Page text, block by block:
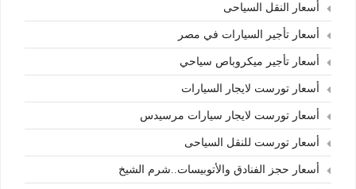
أسعار النقل السياحى
أسعار تأجير السيارات في مصر
أسعار تأجير ميكروباص سياحي
أسعار تورست لايجار السيارات
أسعار تورست لايجار سيارات مرسيدس
أسعار تورست للنقل السياحى
أسعار حجز الفنادق والأتوبيسات..شرم الشيخ